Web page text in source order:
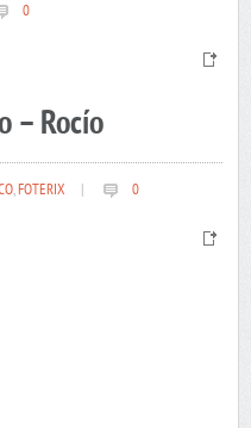
0
– Rocío
,FOTERIX 0